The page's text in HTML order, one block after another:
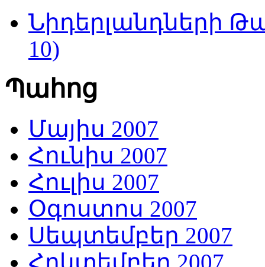
Նիդերլանդների
10)
Պահոց
Մայիս 2007
Հունիս 2007
Հուլիս 2007
Օգոստոս 2007
Սեպտեմբեր 2007